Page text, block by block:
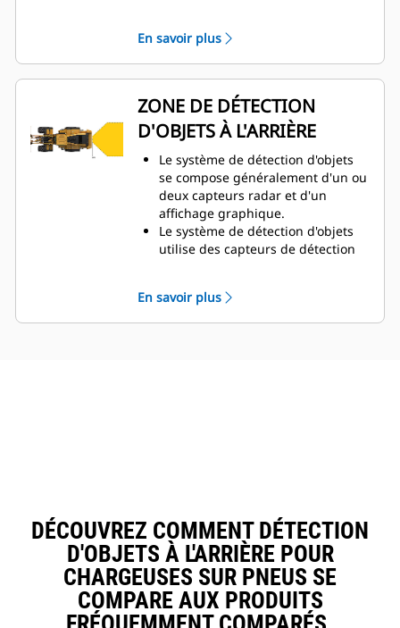
l'affichage de la caméra de recul
arrière pour fournir un système de
sécurité à deux niveaux.
Le voyant d'état du système radar
apparaît sur le côté gauche de
l'affichage. En fonction du niveau
d'activité et de l'état de détection,
le voyant d'état s'éclaire en vert,
jaune ou rouge.
Des barres de proximité de
détection d'objet fournissent cinq
niveaux d'avertissement pour
indiquer la proximité d'un objet.
fréquemment dès que la machine
En savoir plus
ZONE DE DÉTECTION
D'OBJETS À L'ARRIÈRE
Le système de détection d'objets
se compose généralement d'un ou
deux capteurs radar et d'un
affichage graphique.
Le système de détection d'objets
utilise des capteurs de détection
supplémentaires sur la zone de
travail autour de la machine.
En savoir plus
DÉCOUVREZ COMMENT DÉTECTION
D'OBJETS À L'ARRIÈRE POUR
CHARGEUSES SUR PNEUS SE
COMPARE AUX PRODUITS